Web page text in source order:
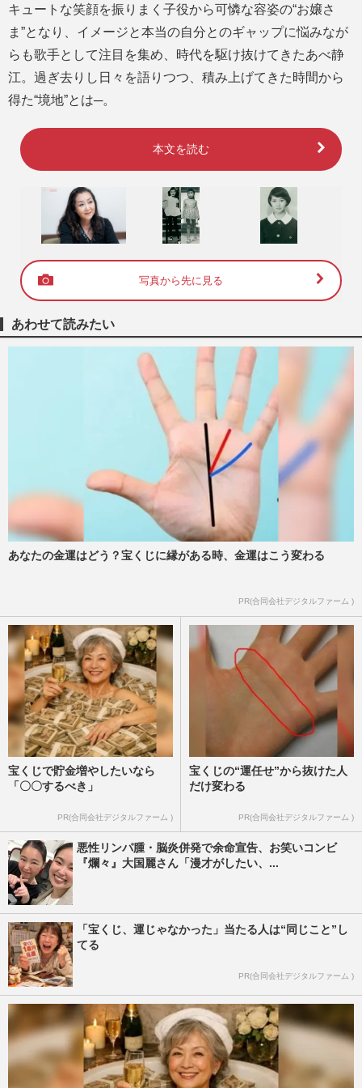
キュートな笑顔を振りまく子役から可憐な容姿の“お嬢さ
ま”となり、イメージと本当の自分とのギャップに悩みなが
らも歌手として注目を集め、時代を駆け抜けてきたあべ静
江。過ぎ去りし日々を語りつつ、積み上げてきた時間から
得た“境地”とは─。
本文を読む
写真から先に見る
あわせて読みたい
あなたの金運はどう？宝くじに縁がある時、金運はこう変わる
PR(合同会社デジタルファーム )
宝くじで貯金増やしたいなら
「〇〇するべき」
PR(合同会社デジタルファーム )
宝くじの“運任せ”から抜けた人
だけ変わる
PR(合同会社デジタルファーム )
悪性リンパ腫・脳炎併発で余命宣告、お笑いコンビ
『爛々』大国麗さん「漫才がしたい、...
「宝くじ、運じゃなかった」当たる人は“同じこと”し
てる
PR(合同会社デジタルファーム )